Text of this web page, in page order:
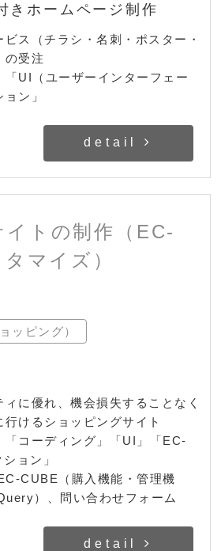
きホームページ制作
ス（チラシ・名刺・ポスター・
の受注
「UI（ユーザーインターフェー
ン」
detail
イトの制作（EC-
マイズ）
ッピング）
に優れ、機会損失することなく
けるショッピングサイト
「コーディング」「UI」「EC-
ョン」
CUBE（購入機能・管理機
）、問い合わせフォーム
detail